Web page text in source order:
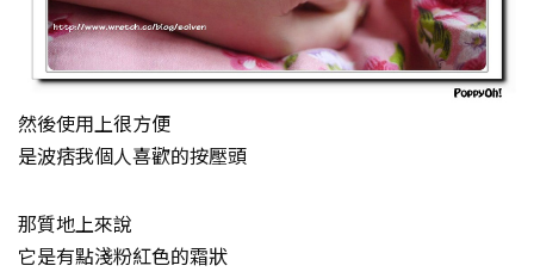
然後使用上很方便
是波痞我個人喜歡的按壓頭
那質地上來說
它是有點淺粉紅色的霜狀